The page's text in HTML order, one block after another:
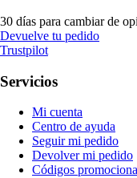
30 días para cambiar de
Devuelve tu pedido
Trustpilot
Servicios
Mi cuenta
Centro de ayuda
Seguir mi pedido
Devolver mi pedido
Códigos